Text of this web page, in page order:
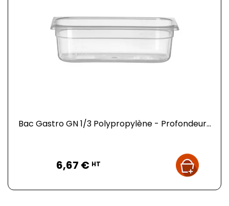
Bac Gastro GN 1/3 Polypropylène - Profondeur...
6,67 € HT